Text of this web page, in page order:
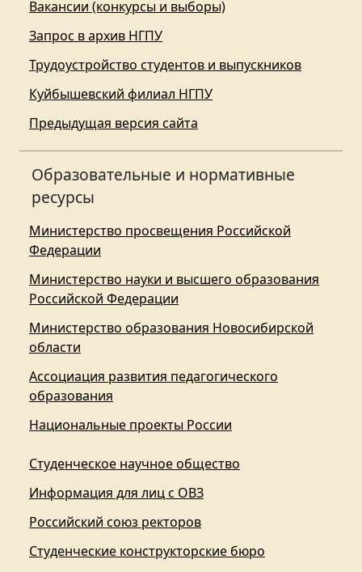
Вакансии (конкурсы и выборы)
Запрос в архив НГПУ
Трудоустройство студентов и выпускников
Куйбышевский филиал НГПУ
Предыдущая версия сайта
Образовательные и нормативные
ресурсы
Министерство просвещения Российской
Федерации
Министерство науки и высшего образования
Российской Федерации
Министерство образования Новосибирской
области
Ассоциация развития педагогического
образования
Национальные проекты России
Студенческое научное общество
Информация для лиц с ОВЗ
Российский союз ректоров
Студенческие конструкторские бюро